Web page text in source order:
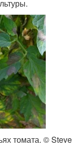
томата. © Steve